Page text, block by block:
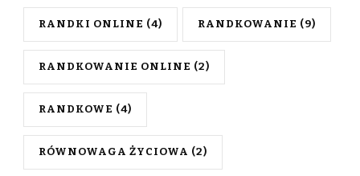
RANDKI ONLINE (4) RANDKOWANIE (9)
RANDKOWANIE ONLINE (2)
RANDKOWE (4)
RÓWNOWAGA ŻYCIOWA (2)